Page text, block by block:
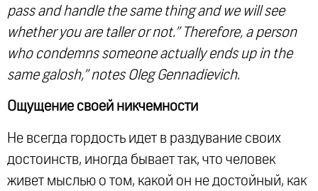
pass and handle the same thing and we will see
whether you are taller or not.” Therefore, a person
who condemns someone actually ends up in the
same galosh,” notes Oleg Gennadievich.
Ощущение своей никчемности
Не всегда гордость идет в раздувание своих
достоинств, иногда бывает так, что человек
живет мыслью о том, какой он не достойный, как